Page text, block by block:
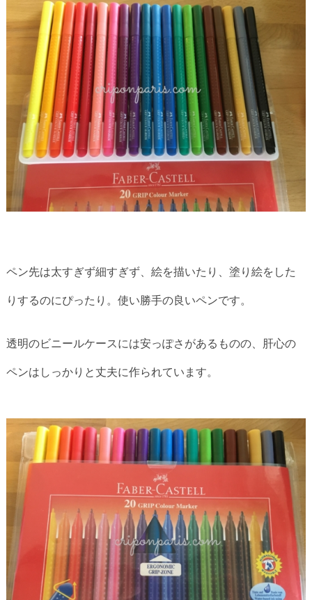
ペン先は太すぎず細すぎず、絵を描いたり、塗り絵をした
りするのにぴったり。使い勝手の良いペンです。
透明のビニールケースには安っぽさがあるものの、肝心の
ペンはしっかりと丈夫に作られています。